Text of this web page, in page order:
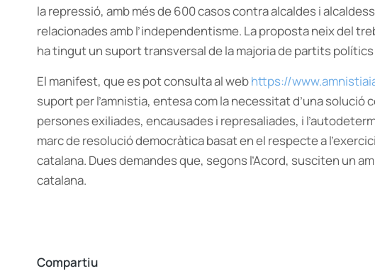
la repressió, amb més de 600 casos contra alcaldes i
relacionades amb l’independentisme. La proposta neix del
ha tingut un suport transversal de la majoria de partits polítics
El manifest, que es pot consulta al webhttps://
suport per l’amnistia, entesa com la necessitat d’una solució
persones exiliades, encausades i represaliades, i
marc de resolució democràtica basat en el respecte a
catalana. Dues demandes que, segons l’Acord, susciten un
catalana.
Compartiu